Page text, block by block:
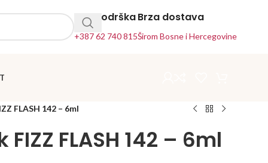
24h Podrška
+387 62 740 815
Brza dostava
Širom Bosne i Hercegovine
FLASH 142 – 6ml
FIZZ FLASH 142 – 6ml